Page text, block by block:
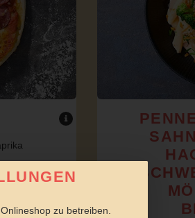
zu betreiben.